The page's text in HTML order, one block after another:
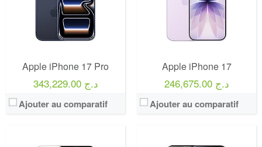
Apple iPhone 17 Pro
343,229.00 د.ج
Ajouter au comparatif
Apple iPhone 17
246,675.00 د.ج
Ajouter au comparatif